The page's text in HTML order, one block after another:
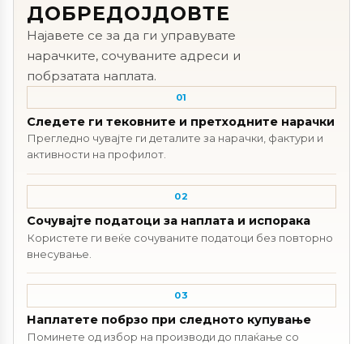
ДОБРЕДОЈДОВТЕ
Најавете се за да ги управувате
нарачките, сочуваните адреси и
побрзатата наплата.
01
Следете ги тековните и претходните нарачки
Прегледно чувајте ги деталите за нарачки, фактури и
активности на профилот.
02
Сочувајте податоци за наплата и испорака
Користете ги веќе сочуваните податоци без повторно
внесување.
03
Наплатете побрзо при следното купување
Поминете од избор на производи до плаќање со